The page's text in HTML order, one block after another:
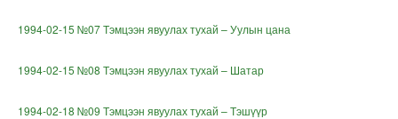
1994-02-15 №07 Тэмцээн явуулах тухай – Уулын цана
1994-02-15 №08 Тэмцээн явуулах тухай – Шатар
1994-02-18 №09 Тэмцээн явуулах тухай – Тэшүүр